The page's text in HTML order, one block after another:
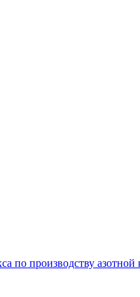
по производству